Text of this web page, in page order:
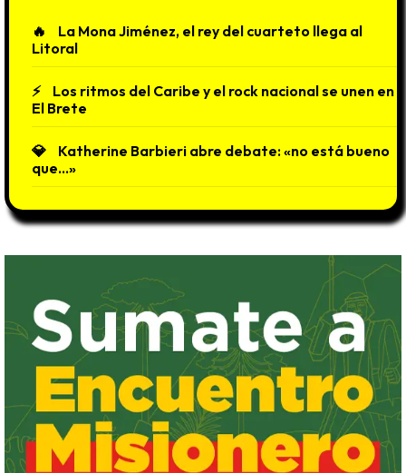
La Mona Jiménez, el rey del cuarteto llega al
Litoral
Los ritmos del Caribe y el rock nacional se unen en
El Brete
Katherine Barbieri abre debate: «no está bueno
que…»